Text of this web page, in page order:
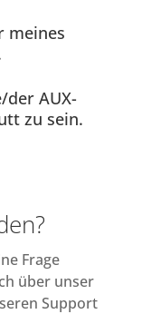
meines
der AUX-
zu sein.
Frage
über unser
Support